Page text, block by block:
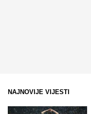
NAJNOVIJE VIJESTI